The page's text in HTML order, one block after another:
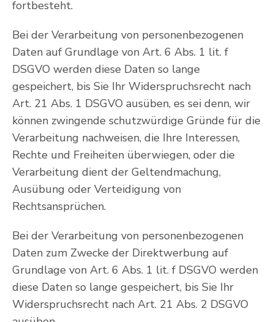
fortbesteht.
Bei der Verarbeitung von personenbezogenen
Daten auf Grundlage von Art. 6 Abs. 1 lit. f
DSGVO werden diese Daten so lange
gespeichert, bis Sie Ihr Widerspruchsrecht nach
Art. 21 Abs. 1 DSGVO ausüben, es sei denn, wir
können zwingende schutzwürdige Gründe für die
Verarbeitung nachweisen, die Ihre Interessen,
Rechte und Freiheiten überwiegen, oder die
Verarbeitung dient der Geltendmachung,
Ausübung oder Verteidigung von
Rechtsansprüchen.
Bei der Verarbeitung von personenbezogenen
Daten zum Zwecke der Direktwerbung auf
Grundlage von Art. 6 Abs. 1 lit. f DSGVO werden
diese Daten so lange gespeichert, bis Sie Ihr
Widerspruchsrecht nach Art. 21 Abs. 2 DSGVO